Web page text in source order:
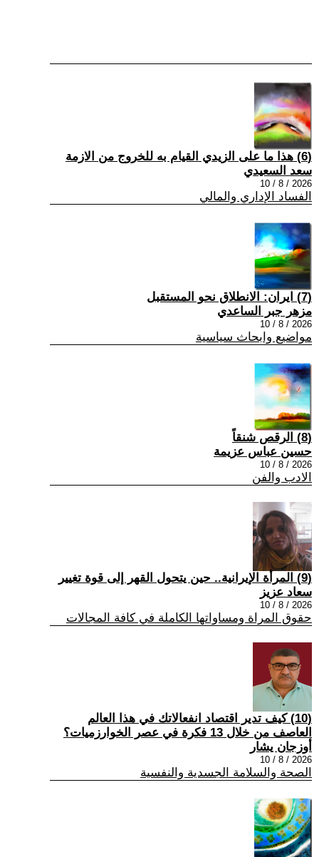
(6) هذا ما على الزيدي القيام به للخروج من الازمة
سعد السعيدي
2026 / 8 / 10
الفساد الإداري والمالي
(7) ايران: الانطلاق نحو المستقبل
مزهر جبر الساعدي
2026 / 8 / 10
مواضيع وابحاث سياسية
(8) الرقص شنقاً
حسين عباس عزيمة
2026 / 8 / 10
الادب والفن
(9) المرأة الإيرانية.. حين يتحول القهر إلى قوة تغيير
سعاد عزيز
2026 / 8 / 10
حقوق المراة ومساواتها الكاملة في كافة المجالات
(10) كيف تدير اقتصاد انفعالاتك في هذا العالم
العاصف من خلال 13 فكرة في عصر الخوارزميات؟
أوزجان يشار
2026 / 8 / 10
الصحة والسلامة الجسدية والنفسية